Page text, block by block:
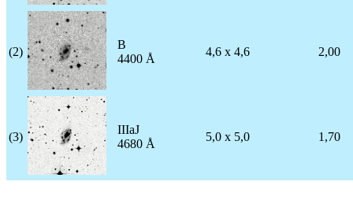
(2)
B
4400 Å
4,6 x 4,6 2,00
(3)
IIIaJ
4680 Å
5,0 x 5,0 1,70